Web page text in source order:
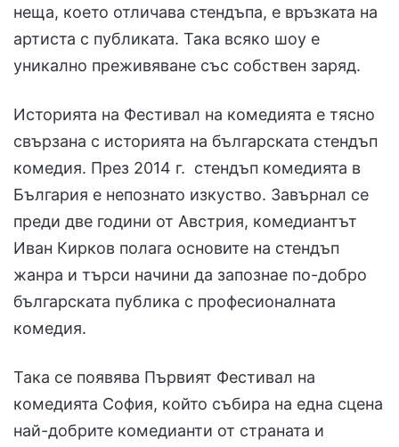
неща, което отличава стендъпа, е връзката на
артиста с публиката. Така всяко шоу е
уникално преживяване със собствен заряд.
Историята на Фестивал на комедията е тясно
свързана с историята на българската стендъп
комедия. През 2014 г. стендъп комедията в
България е непознато изкуство. Завърнал се
преди две години от Австрия, комедиантът
Иван Кирков полага основите на стендъп
жанра и търси начини да запознае по-добро
българската публика с професионалната
комедия.
Така се появява Първият Фестивал на
комедията София, който събира на една сцена
най-добрите комедианти от страната и